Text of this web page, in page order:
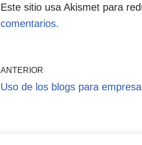
Este sitio usa Akismet para
comentarios.
ANTERIOR
Uso de los blogs para